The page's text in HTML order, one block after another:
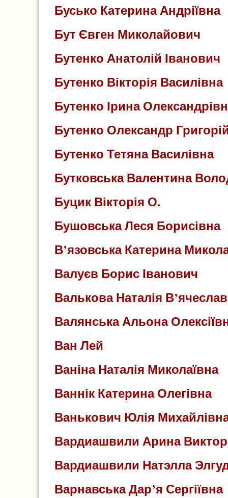
Бусько Катерина Андріївна
Бут Євген Миколайович
Бутенко Анатолій Іванович
Бутенко Вікторія Василівна
Бутенко Ірина
Бутенко Олександр
Бутенко Тетяна Василівна
Бутковська Валентина
Буцик Вікторія О.
Бушовська Леся Борисівна
В’язовська Катерина
Валуєв Борис Іванович
Валькова Наталія
Валянська Альона
Ван Лей
Ваніна Наталія Миколаївна
Ваннік Катерина Олегівна
Ванькович Юлія
Вардиашвили Арина
Вардиашвили Натэлла
Варнавська Дар’я Сергіївна